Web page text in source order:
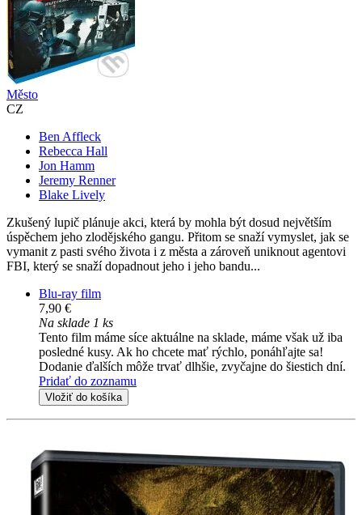
Město
CZ
Ben Affleck
Rebecca Hall
Jon Hamm
Jeremy Renner
Blake Lively
Zkušený lupič plánuje akci, která by mohla být dosud největším
úspěchem jeho zlodějského gangu. Přitom se snaží vymyslet, jak se
vymanit z pasti svého života i z města a zároveň uniknout agentovi
FBI, který se snaží dopadnout jeho i jeho bandu...
Blu-ray film
7,90 €
Na sklade 1 ks
Tento film máme síce aktuálne na sklade, máme však už iba
posledné kusy. Ak ho chcete mať rýchlo, ponáhľajte sa!
Dodanie ďalších môže trvať dlhšie, zvyčajne do šiestich dní.
Pridať do zoznamu
Vložiť do košíka